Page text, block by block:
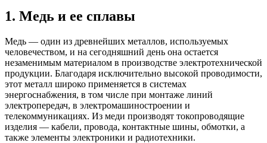
1. Медь и ее сплавы
Медь — один из древнейших металлов, используемых
человечеством, и на сегодняшний день она остается
незаменимым материалом в производстве электротехнической
продукции. Благодаря исключительно высокой проводимости,
этот металл широко применяется в системах
энергоснабжения, в том числе при монтаже линий
электропередач, в электромашиностроении и
телекоммуникациях. Из меди производят токопроводящие
изделия — кабели, провода, контактные шины, обмотки, а
также элементы электроники и радиотехники.